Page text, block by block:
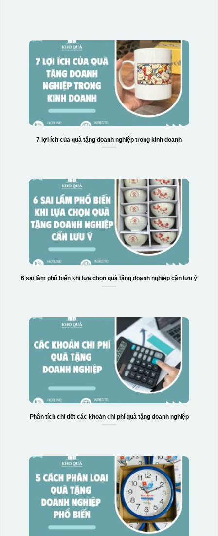
Hộp xi 6 bát cơm
7 lợi ích của quà tặng doanh nghiệp trong kinh doanh
6 sai lầm phổ biến khi lựa chọn quà tặng doanh nghiệp cần lưu ý
Phân tích chi tiết các khoản chi phí quà tặng doanh nghiệp